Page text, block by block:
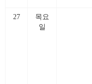
27
목요
일